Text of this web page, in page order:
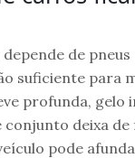
de pneus
suficiente para
profunda, gelo
conjunto deixa
pode